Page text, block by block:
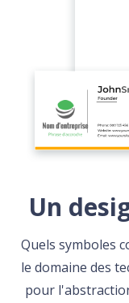
Un
Quels symboles
le domaine des
pour